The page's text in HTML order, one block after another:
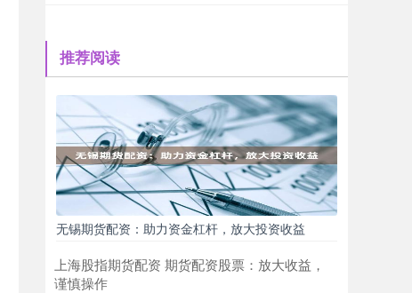
推荐阅读
无锡期货配资：助力资金杠杆，放大投资收益
上海股指期货配资 期货配资股票：放大收益，
谨慎操作